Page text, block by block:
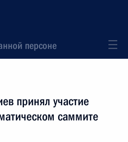
персоне
принял участие
саммите